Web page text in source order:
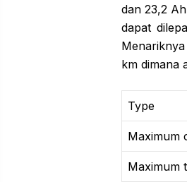
dan 23,2
dapat
km dimana
Type
Maximum
Maximum